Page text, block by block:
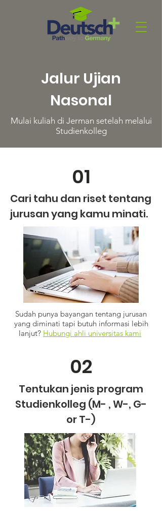
Jalur Ujian
Nasonal
Mulai kuliah di Jerman setelah melalui
Studienkolleg
01
Cari tahu dan riset tentang
jurusan yang kamu minati.
Sudah punya bayangan tentang jurusan
yang diminati tapi butuh informasi lebih
lanjut? Hubungi ahli universitas kami
02
Tentukan jenis program
Studienkolleg (M- , W-, G-
or T-)